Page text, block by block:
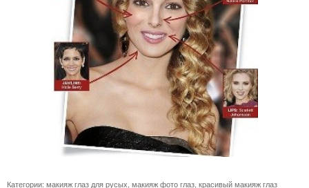
Категории: макияж глаз для русых, макияж фото глаз, красивый макияж глаз